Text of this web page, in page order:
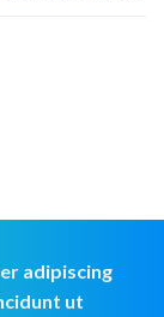
adipiscing
ut